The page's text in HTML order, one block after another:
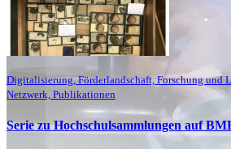
Digitalisierung, Förderlandschaft, Forschung und
Netzwerk, Publikationen
Serie zu Hochschulsammlungen auf